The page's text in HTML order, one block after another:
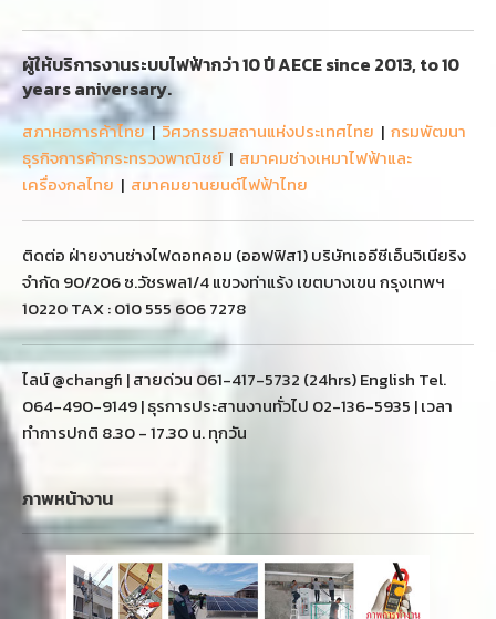
ผู้ให้บริการงานระบบไฟฟ้ากว่า 10 ปี AECE since 2013, to 10
years aniversary.
สภาหอการค้าไทย|วิศวกรรมสถานแห่งประเทศไทย | กรมพัฒนา
ธุรกิจการค้ากระทรวงพาณิชย์| สมาคมช่างเหมาไฟฟ้าและ
เครื่องกลไทย | สมาคมยานยนต์ไฟฟ้าไทย
ติดต่อ ฝ่ายงานช่างไฟดอทคอม (ออฟฟิส1) บริษัทเออีซีเอ็นจิเนียริง
จำกัด 90/206 ซ.วัชรพล1/4 แขวงท่าแร้ง เขตบางเขน กรุงเทพฯ
10220 TAX : 010 555 606 7278
ไลน์ @changfi | สายด่วน 061-417-5732 (24hrs) English Tel.
064-490-9149 | ธุรการประสานงานทั่วไป 02-136-5935 | เวลา
ทำการปกติ 8.30 - 17.30 น. ทุกวัน
ภาพหน้างาน